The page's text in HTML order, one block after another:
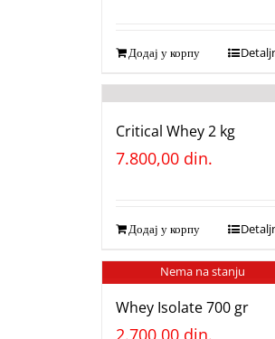
Додај у корпу
Critical Whey 2 kg
7.800,00 din.
Додај у корпу
Nema na stanju
Whey Isolate 700 gr
2.700,00 din.